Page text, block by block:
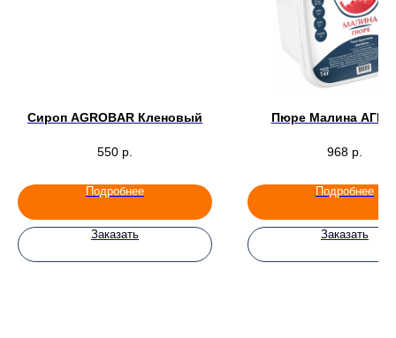
Сироп AGROBAR Кленовый
550 р.
Подробнее
Заказать
Пюре Малина
968 р.
Подробнее
Заказать